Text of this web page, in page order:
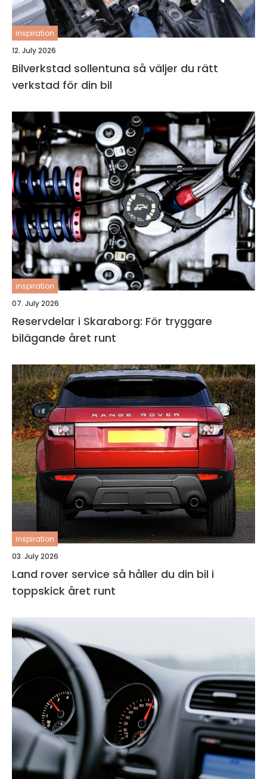
inspiration
12. July 2026
Bilverkstad sollentuna så väljer du rätt
verkstad för din bil
inspiration
07. July 2026
Reservdelar i Skaraborg: För tryggare
bilägande året runt
inspiration
03. July 2026
Land rover service så håller du din bil i
toppskick året runt